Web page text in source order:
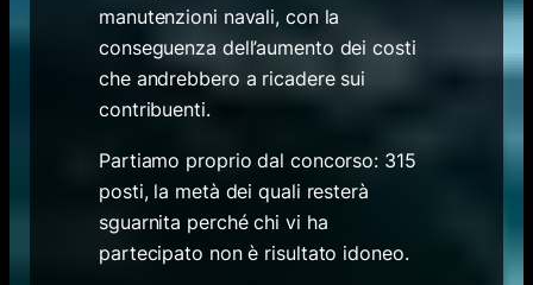
manutenzioni navali, con la
conseguenza dell’aumento dei costi
che andrebbero a ricadere sui
contribuenti.
Partiamo proprio dal concorso: 315
posti, la metà dei quali resterà
sguarnita perché chi vi ha
partecipato non è risultato idoneo.